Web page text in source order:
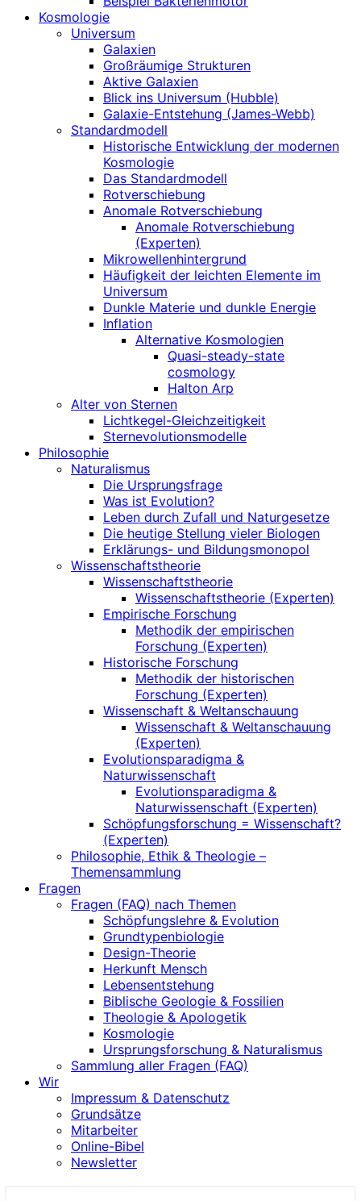
Kosmologie
Universum
Galaxien
Großräumige Strukturen
Aktive Galaxien
Blick ins Universum (Hubble)
Galaxie-Entstehung (James-Webb)
Standardmodell
Historische Entwicklung der modernen
Kosmologie
Das Standardmodell
Rotverschiebung
Anomale Rotverschiebung
Anomale Rotverschiebung
(Experten)
Mikrowellenhintergrund
Häufigkeit der leichten Elemente im
Universum
Dunkle Materie und dunkle Energie
Inflation
Alternative Kosmologien
Quasi-steady-state
cosmology
Halton Arp
Alter von Sternen
Lichtkegel-Gleichzeitigkeit
Sternevolutionsmodelle
Philosophie
Naturalismus
Die Ursprungsfrage
Was ist Evolution?
Leben durch Zufall und Naturgesetze
Die heutige Stellung vieler Biologen
Erklärungs- und Bildungsmonopol
Wissenschaftstheorie
Wissenschaftstheorie
Wissenschaftstheorie (Experten)
Empirische Forschung
Methodik der empirischen
Forschung (Experten)
Historische Forschung
Methodik der historischen
Forschung (Experten)
Wissenschaft & Weltanschauung
Wissenschaft & Weltanschauung
(Experten)
Evolutionsparadigma &
Naturwissenschaft
Evolutionsparadigma &
Naturwissenschaft (Experten)
Schöpfungsforschung = Wissenschaft?
(Experten)
Philosophie, Ethik & Theologie –
Themensammlung
Fragen
Fragen (FAQ) nach Themen
Schöpfungslehre & Evolution
Grundtypenbiologie
Design-Theorie
Herkunft Mensch
Lebensentstehung
Biblische Geologie & Fossilien
Theologie & Apologetik
Kosmologie
Ursprungsforschung & Naturalismus
Sammlung aller Fragen (FAQ)
Wir
Impressum & Datenschutz
Grundsätze
Mitarbeiter
Online-Bibel
Newsletter